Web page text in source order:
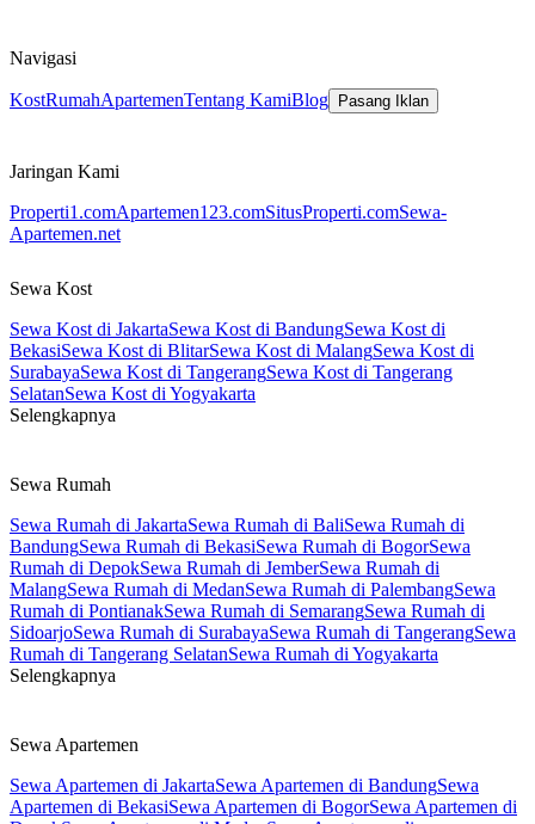
Navigasi
KostRumahApartemenTentang KamiBlog Pasang Iklan
Jaringan Kami
Properti1.comApartemen123.comSitusProperti.comSewa-
Apartemen.net
Sewa Kost
Sewa Kost di JakartaSewa Kost di BandungSewa Kost di
BekasiSewa Kost di BlitarSewa Kost di MalangSewa Kost di
SurabayaSewa Kost di TangerangSewa Kost di Tangerang
SelatanSewa Kost di Yogyakarta
Selengkapnya
Sewa Rumah
Sewa Rumah di JakartaSewa Rumah di BaliSewa Rumah di
BandungSewa Rumah di BekasiSewa Rumah di BogorSewa
Rumah di DepokSewa Rumah di JemberSewa Rumah di
MalangSewa Rumah di MedanSewa Rumah di PalembangSewa
Rumah di PontianakSewa Rumah di SemarangSewa Rumah di
SidoarjoSewa Rumah di SurabayaSewa Rumah di TangerangSewa
Rumah di Tangerang SelatanSewa Rumah di Yogyakarta
Selengkapnya
Sewa Apartemen
Sewa Apartemen di JakartaSewa Apartemen di BandungSewa
Apartemen di BekasiSewa Apartemen di BogorSewa Apartemen di